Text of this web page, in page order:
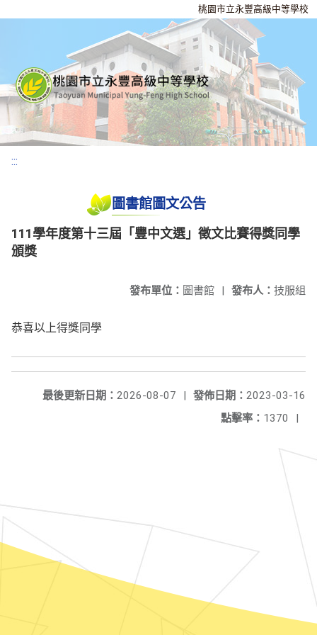
桃園市立永豐高級中等學校
:::
圖書館圖文公告
111學年度第十三屆「豐中文選」徵文比賽得獎同學
頒獎
發布人： 技服組
發布單位： 圖書館 |
恭喜以上得獎同學
發佈日期： 2023-03-16
最後更新日期： 2026-08-07
|
點擊率： 1370 |